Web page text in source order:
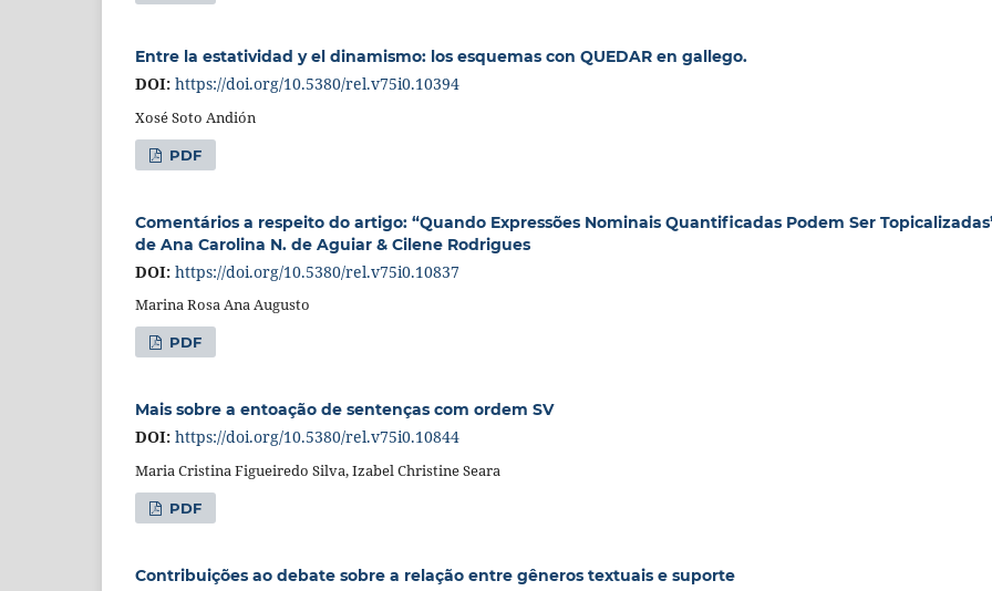
Entre la estatividad y el dinamismo: los esquemas con QUEDAR en gallego.
DOI: https://doi.org/10.5380/rel.v75i0.10394
Xosé Soto Andión
PDF
Comentários a respeito do artigo: “Quando Expressões Nominais Quantificadas Podem Ser
de Ana Carolina N. de Aguiar & Cilene Rodrigues
DOI: https://doi.org/10.5380/rel.v75i0.10837
Marina Rosa Ana Augusto
PDF
Mais sobre a entoação de sentenças com ordem SV
DOI: https://doi.org/10.5380/rel.v75i0.10844
Maria Cristina Figueiredo Silva, Izabel Christine Seara
PDF
Contribuições ao debate sobre a relação entre gêneros textuais e suporte